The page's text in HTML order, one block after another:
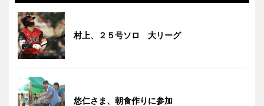
村上、２５号ソロ 大リーグ
悠仁さま、朝食作りに参加